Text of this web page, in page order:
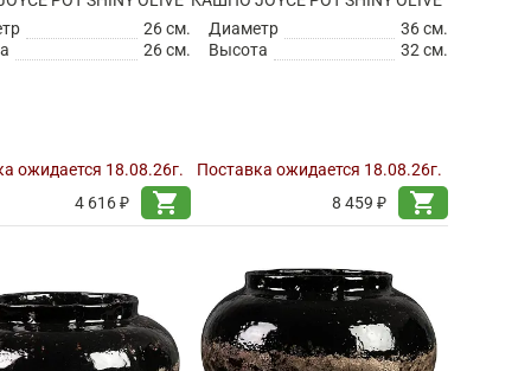
26 см.
26 см.
ожидается 18.08.26г.
4 616 ₽
shopping_cart
Диаметр
36 см.
Высота
32 см.
Поставка ожидается 18.08.26г.
8 459 ₽
shopping_cart